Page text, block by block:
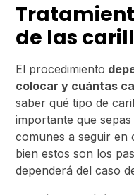
de las
El procedimiento
colocar y cuántas
saber qué tipo de
importante que
comunes a seguir en
bien estos son los
dependerá del caso